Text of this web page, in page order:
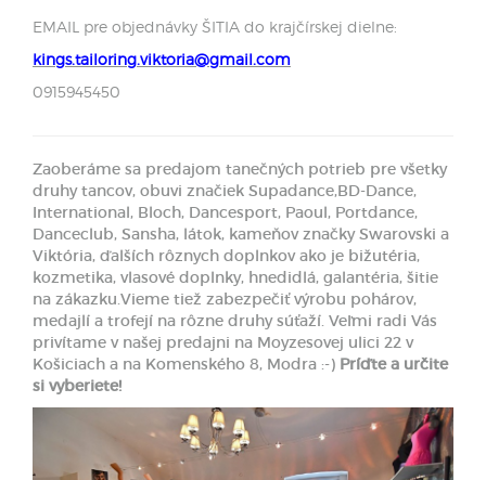
EMAIL pre objednávky ŠITIA do krajčírskej dielne:
kings.tailoring.viktoria@gmail.com
0915945450
Zaoberáme sa predajom tanečných potrieb pre všetky
druhy tancov, obuvi značiek Supadance,BD-Dance,
International, Bloch, Dancesport, Paoul, Portdance,
Danceclub, Sansha, látok, kameňov značky Swarovski a
Viktória, ďalších rôznych doplnkov ako je bižutéria,
kozmetika, vlasové doplnky, hnedidlá, galantéria, šitie
na zákazku.Vieme tiež zabezpečiť výrobu pohárov,
medajlí a trofejí na rôzne druhy súťaží. Veľmi radi Vás
privítame v našej predajni na Moyzesovej ulici 22 v
Košiciach a na Komenského 8, Modra :-) Príďte a určite
si vyberiete!